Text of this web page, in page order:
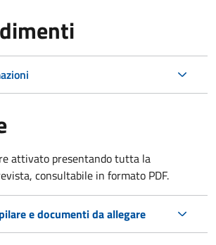
attivato presentando tutta la
consultabile in formato PDF.
e documenti da allegare